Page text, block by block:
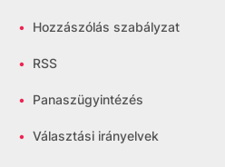
• Hozzászólás szabályzat
• RSS
• Panaszügyintézés
• Választási irányelvek